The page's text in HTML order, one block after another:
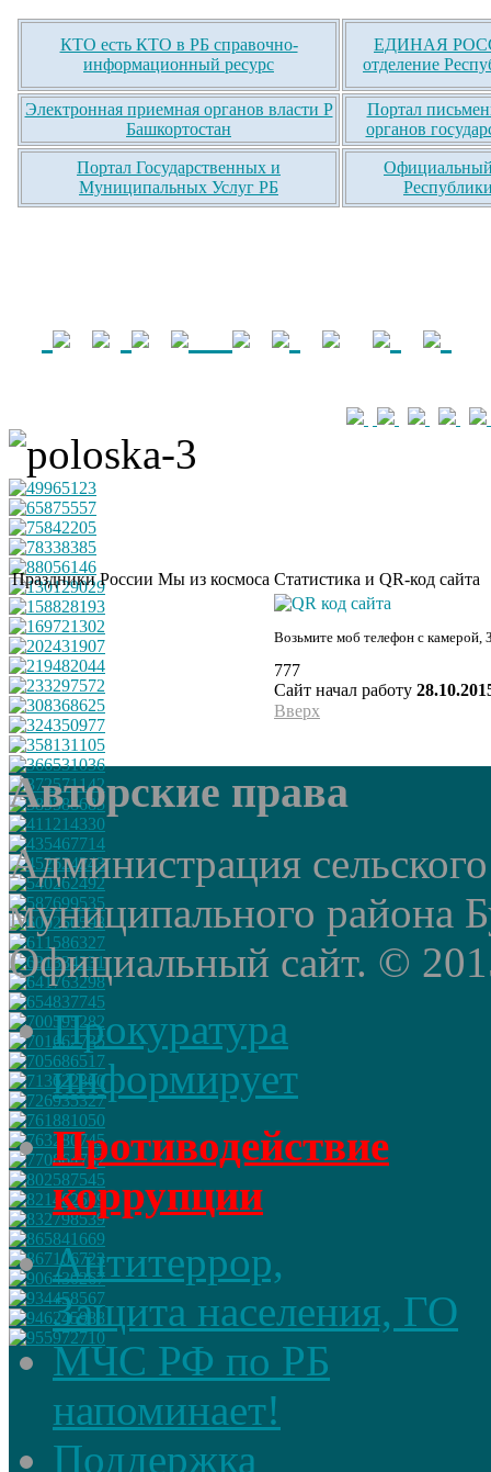
КТО есть КТО в РБ справочно-
информационный ресурс
ЕДИНАЯ
отделение
Электронная приемная органов власти Р
Башкортостан
Портал
органов
Портал Государственных и
Муниципальных Услуг РБ
Официальный
Праздники России Мы из космоса Статистика и QR-код сайта
Возьмите моб телефон с камерой,
777
Сайт начал работу
Вверх
Авторские права
Администрация
муниципального района
Официальный сайт. ©
Прокуратура
информирует
Противодействие
коррупции
Антитеррор,
Защита населения, ГО
МЧС РФ по РБ
напоминает!
Поддержка